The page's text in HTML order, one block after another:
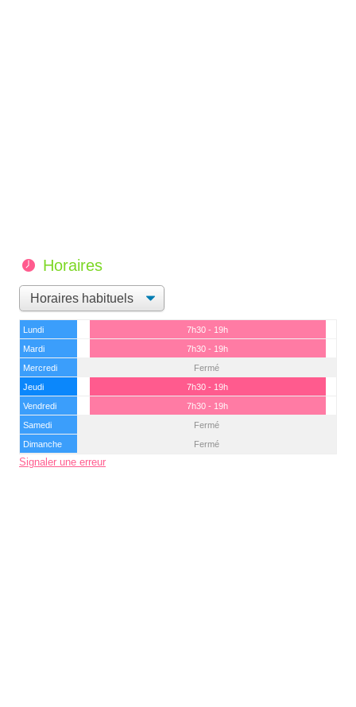
Horaires
Lundi
7h30 - 19h
Mardi
7h30 - 19h
Mercredi
Fermé
Jeudi
7h30 - 19h
Vendredi
7h30 - 19h
Samedi
Fermé
Dimanche
Fermé
Signaler une erreur